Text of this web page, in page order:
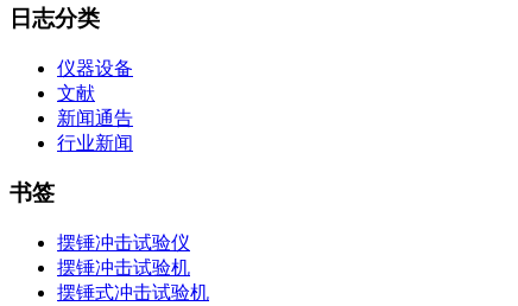
日志分类
仪器设备
文献
新闻通告
行业新闻
书签
摆锤冲击试验仪
摆锤冲击试验机
摆锤式冲击试验机